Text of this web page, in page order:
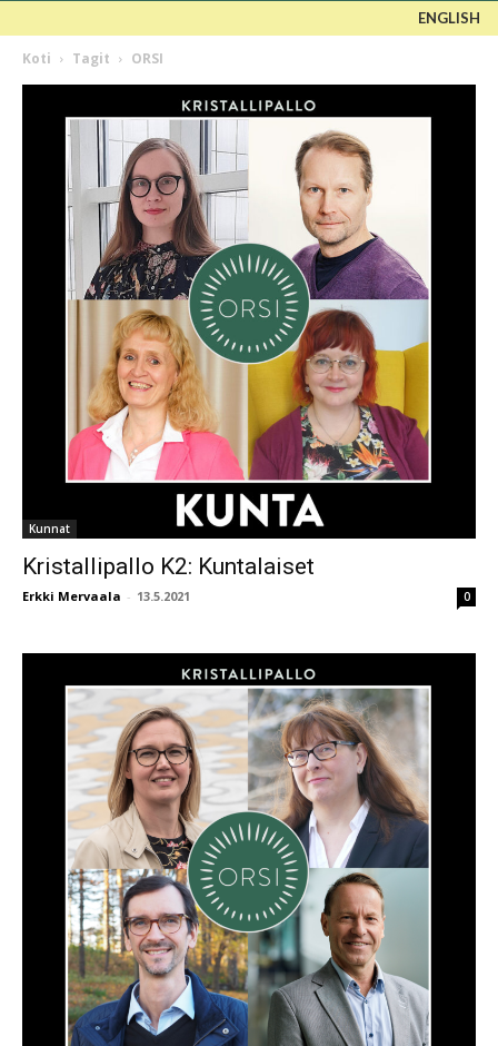
ENGLISH
Koti Tagit ORSI
Kunnat
Kristallipallo K2: Kuntalaiset
Erkki Mervaala - 13.5.2021 0